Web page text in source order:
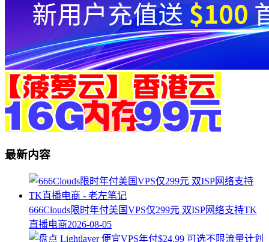
最新内容
666Clouds限时年付美国VPS仅299元 双ISP网络支持TK
直播电商2026-08-05